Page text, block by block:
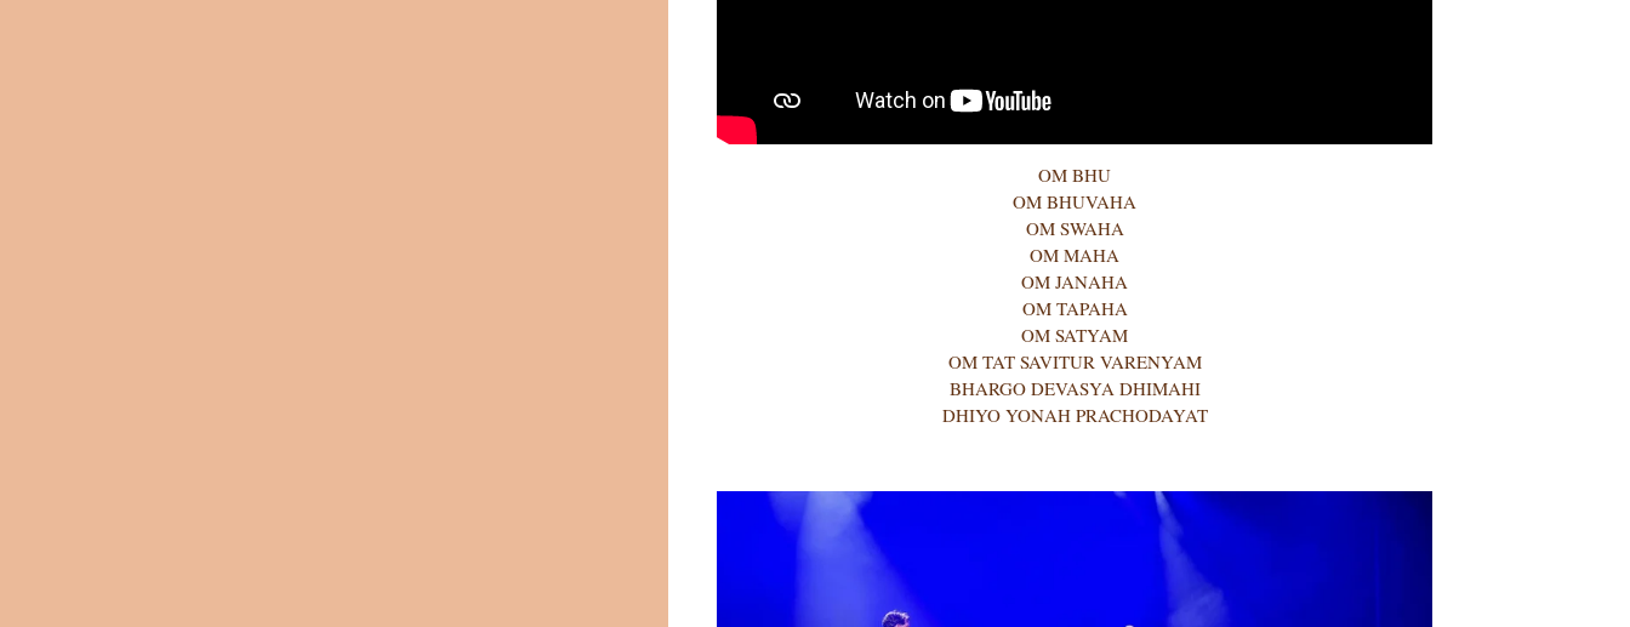
OM BHU
OM BHUVAHA
OM SWAHA
OM MAHA
OM JANAHA
OM TAPAHA
OM SATYAM
OM TAT SAVITUR VARENYAM
BHARGO DEVASYA DHIMAHI
DHIYO YONAH PRACHODAYAT